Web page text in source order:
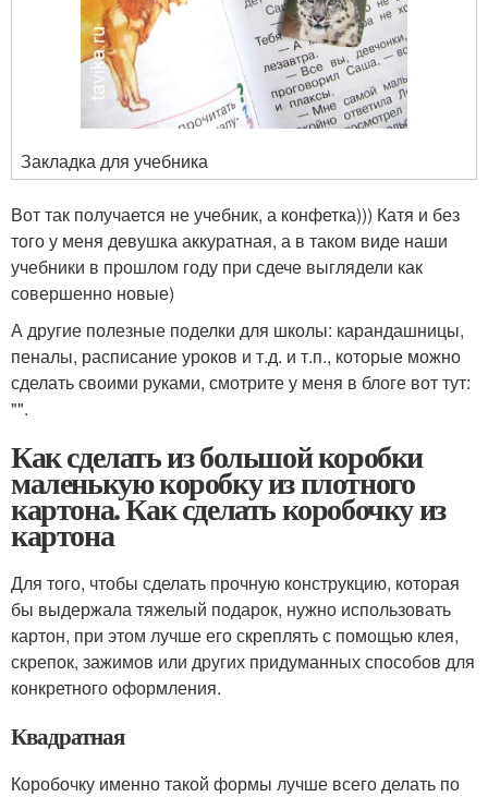
Закладка для учебника
Вот так получается не учебник, а конфетка))) Катя и без
того у меня девушка аккуратная, а в таком виде наши
учебники в прошлом году при сдече выглядели как
совершенно новые)
А другие полезные поделки для школы: карандашницы,
пеналы, расписание уроков и т.д. и т.п., которые можно
сделать своими руками, смотрите у меня в блоге вот тут:
"".
Как сделать из большой коробки
маленькую коробку из плотного
картона. Как сделать коробочку из
картона
Для того, чтобы сделать прочную конструкцию, которая
бы выдержала тяжелый подарок, нужно использовать
картон, при этом лучше его скреплять с помощью клея,
скрепок, зажимов или других придуманных способов для
конкретного оформления.
Квадратная
Коробочку именно такой формы лучше всего делать по